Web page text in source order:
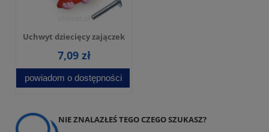
Uchwyt dziecięcy zajączek
7,09 zł
powiadom o dostępności
NIE ZNALAZŁEŚ TEGO CZEGO SZUKASZ?